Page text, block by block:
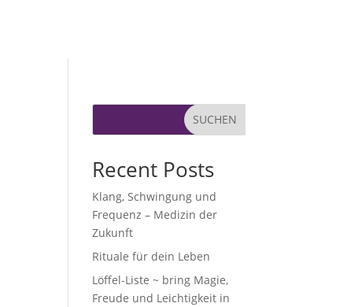
SUCHEN
Recent Posts
Klang, Schwingung und
Frequenz – Medizin der
Zukunft
Rituale für dein Leben
Löffel-Liste ~ bring Magie,
Freude und Leichtigkeit in